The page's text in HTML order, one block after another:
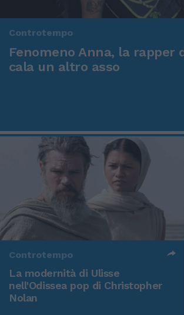
Controtempo
Fenomeno Anna, la rapper
cala un altro asso
Controtempo
La modernità di Ulisse
nell'Odissea pop di Christopher
Nolan